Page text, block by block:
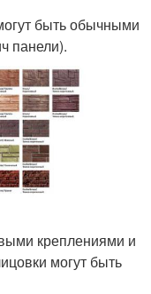
быть обычными
панели).
креплениями и
могут быть